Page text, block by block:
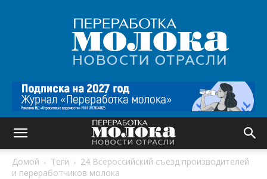
Переработка
молока
|
Новости
Домой Теги
24 Всероссийский съезд производителей
и переработчиков молока